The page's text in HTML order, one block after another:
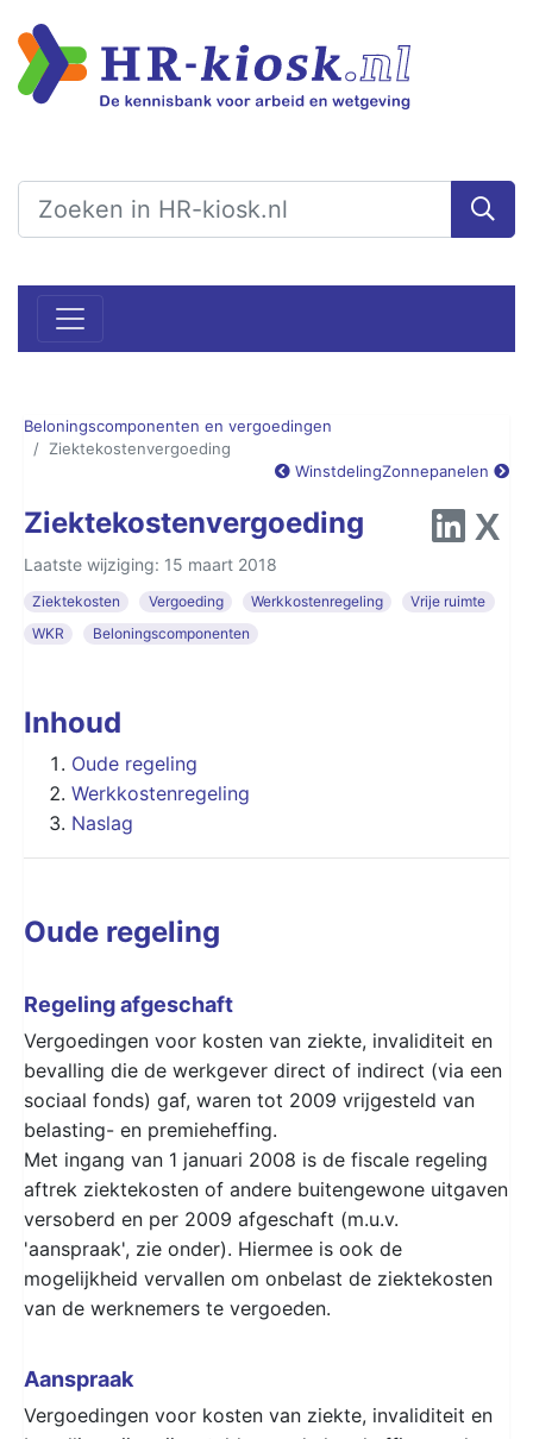
Beloningscomponenten en vergoedingen
Ziektekostenvergoeding
WinstdelingZonnepanelen
Ziektekostenvergoeding
Laatste wijziging: 15 maart 2018
Ziektekosten Vergoeding Werkkostenregeling
Vrije ruimte
WKR
Beloningscomponenten
Inhoud
Oude regeling
Werkkostenregeling
Naslag
Oude regeling
Regeling afgeschaft
Vergoedingen voor kosten van ziekte, invaliditeit en
bevalling die de werkgever direct of indirect (via een
sociaal fonds) gaf, waren tot 2009 vrijgesteld van
belasting- en premieheffing.
Met ingang van 1 januari 2008 is de fiscale regeling
aftrek ziektekosten of andere buitengewone uitgaven
versoberd en per 2009 afgeschaft (m.u.v.
'aanspraak', zie onder). Hiermee is ook de
mogelijkheid vervallen om onbelast de ziektekosten
van de werknemers te vergoeden.
Aanspraak
Vergoedingen voor kosten van ziekte, invaliditeit en